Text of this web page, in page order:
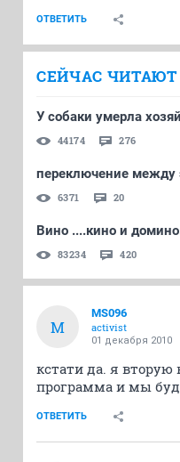
ОТВЕТИТЬ
СЕЙЧАС ЧИТАЮТ
У собаки умерла
44174 276
переключение между
6371 20
Вино ....кино и
83234 420
M
MS096
activist
01 декабря 2010
кстати да. я вторую
программа и мы
ОТВЕТИТЬ